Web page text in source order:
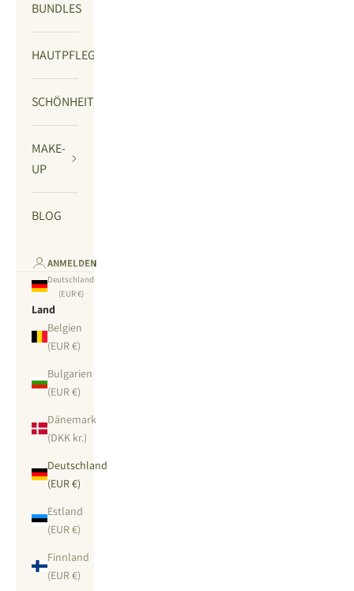
BUNDLES
HAUTPFLEGE
SCHÖNHEITSGERÄTE
MAKE-
UP
BLOG
ANMELDEN
Deutschland
(EUR €)
Land
Belgien
(EUR €)
Bulgarien
(EUR €)
Dänemark
(DKK kr.)
Deutschland
(EUR €)
Estland
(EUR €)
Finnland
(EUR €)